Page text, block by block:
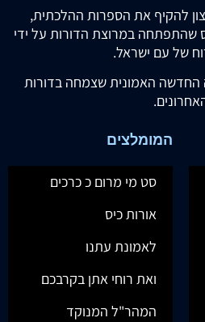
להקיף את הספרות ההלכתית,
שהתפתחה במרוצת הדורות על ידי
של עם ישראל.
החדשה האמונית שצמחה בדורות
המומלצים
סט מי מרום כ כרכים
אורות כיס
לאמונת עתנו
ואת רוחי אתן בקרבכם
המהר"ל המנוקד